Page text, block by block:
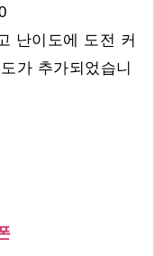
난이도에 도전 커
가 추가되었습니